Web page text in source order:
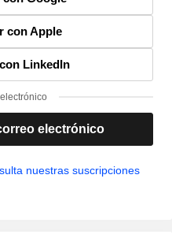
con Apple
LinkedIn
electrónico
nuestras suscripciones